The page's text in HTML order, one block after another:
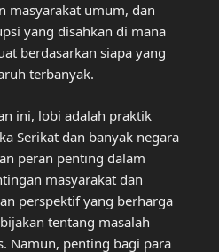
masyarakat umum, dan
yang disahkan di mana
berdasarkan siapa yang
terbanyak.
ini, lobi adalah praktik
Serikat dan banyak negara
peran penting dalam
masyarakat dan
perspektif yang berharga
tentang masalah
Namun, penting bagi para